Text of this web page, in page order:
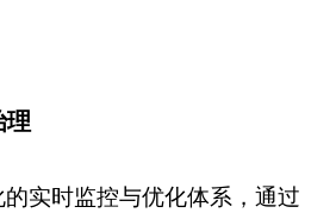
理
实时监控与优化体系，通过